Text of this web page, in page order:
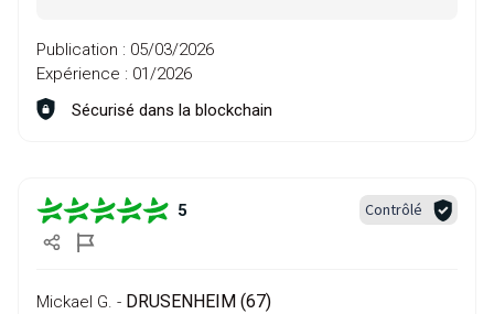
Publication : 05/03/2026
Expérience : 01/2026
Sécurisé dans la blockchain
5 Contrôlé
Mickael G. - DRUSENHEIM (67)